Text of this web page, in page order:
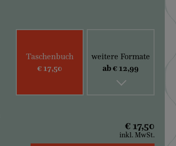
Taschenbuch
€ 17,50
weitere Formate
ab € 12,99
€ 17,50
inkl. MwSt.